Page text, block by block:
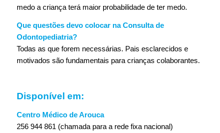
medo a criança terá maior probabilidade de ter medo.
Que questões devo colocar na Consulta de
Odontopediatria?
Todas as que forem necessárias. Pais esclarecidos e
motivados são fundamentais para crianças colaborantes.
Disponível em:
Centro Médico de Arouca
256 944 861 (chamada para a rede fixa nacional)